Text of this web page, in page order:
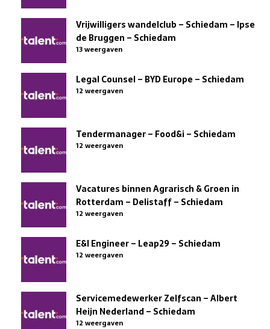
Vrijwilligers wandelclub – Schiedam – Ipse
de Bruggen – Schiedam
13 weergaven
Legal Counsel – BYD Europe – Schiedam
12 weergaven
Tendermanager – Food&i – Schiedam
12 weergaven
Vacatures binnen Agrarisch & Groen in
Rotterdam – Delistaff – Schiedam
12 weergaven
E&I Engineer – Leap29 – Schiedam
12 weergaven
Servicemedewerker Zelfscan – Albert
Heijn Nederland – Schiedam
12 weergaven